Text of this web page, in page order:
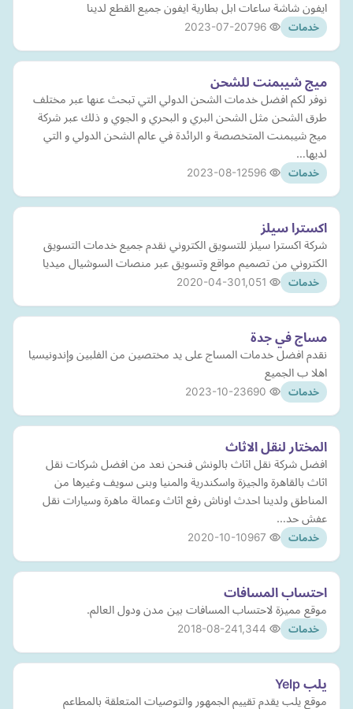
ايفون شاشة ساعات ابل بطارية ايفون جميع القطع لدينا
خدمات 2023-07-20
ميج شيبمنت للشحن
نوفر لكم افضل خدمات الشحن الدولي التي تبحث عنها عبر مختلف
طرق الشحن مثل الشحن البري و البحري و الجوي و ذلك عبر شركة
ميج شيبمنت المتخصصة و الرائدة في عالم الشحن الدولي و التي
لديها…
خدمات 2023-08-12
اكسترا سيلز
شركة اكسترا سيلز للتسويق الكتروني نقدم جميع خدمات التسويق
الكتروني من تصميم مواقع وتسويق عبر منصات السوشيال ميديا
خدمات 2020-04-30
مساج في جدة
نقدم افضل خدمات المساج على يد مختصين من الفلبين وإندونيسيا
اهلا ب الجميع
خدمات 2023-10-23
المختار لنقل الاثاث
افضل شركة نقل اثاث بالونش فنحن نعد من افضل شركات نقل
اثاث بالقاهرة والجيزة واسكندرية والمنيا وبنى سويف وغيرها من
المناطق ولدينا احدث اوناش رفع اثاث وعمالة ماهرة وسيارات نقل
عفش حد…
خدمات 2020-10-10
احتساب المسافات
موقع مميزة لاحتساب المسافات بين مدن ودول العالم.
خدمات 2018-08-24
يلب Yelp
موقع يلب يقدم تقييم الجمهور والتوصيات المتعلقة بالمطاعم